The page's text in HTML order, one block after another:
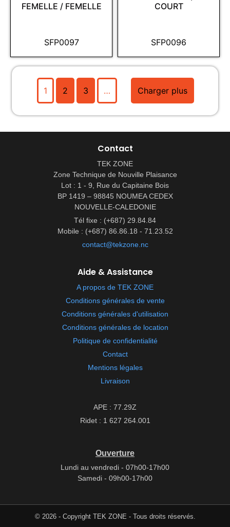
SFP0097
FEMELLE / FEMELLE
SFP0096
COURT
1 2 3 … Charger plus
Contact
TEK ZONE
Zone Technique de Nouville Plaisance
Lot : 1 - 9, Rue du Capitaine Bois
BP 1419 – 98845 NOUMEA CEDEX
NOUVELLE-CALEDONIE
Tél fixe : (+687) 29.84.84
Mobile : (+687) 86.86.18 - 71.23.52
contact@tekzone.nc
Aide & Assistance
A propos de TEK ZONE
Conditions générales de vente
Conditions générales d'utilisation
Conditions générales de location
Politique de confidentialité
Contact
Mentions légales
Livraison
APE : 77.29Z
Ridet : 1 627 264.001
Ouverture
Lundi au vendredi - 07h00-17h00
Samedi - 09h00-17h00
© 2026 - Copyright TEK ZONE - Tous droits réservés.